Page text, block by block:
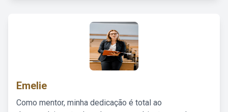
Emelie
Como mentor, minha dedicação é total ao